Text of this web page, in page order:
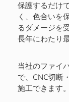
保護するだけ
く、色合いを
るダメージを
長年にわたり
当社のファイ
で、CNC切断
施工できます。